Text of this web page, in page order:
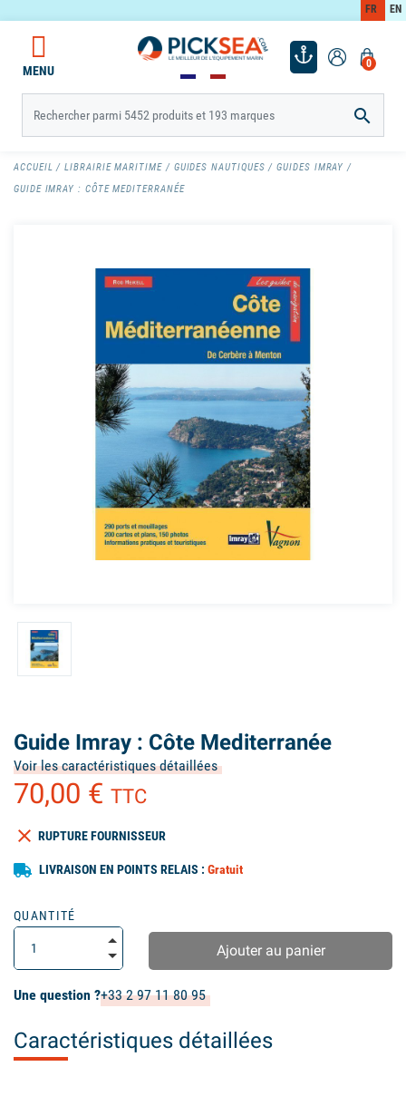
FR EN
0
MENU

ACCUEIL LIBRAIRIE MARITIME GUIDES NAUTIQUES
GUIDES IMRAY
GUIDE IMRAY : CÔTE MEDITERRANÉE
Guide Imray : Côte Mediterranée
Voir les caractéristiques détaillées
70,00 € TTC
clear RUPTURE FOURNISSEUR
LIVRAISON EN POINTS RELAIS : Gratuit
QUANTITÉ
Ajouter au panier
Une question ?+33 2 97 11 80 95
Caractéristiques détaillées